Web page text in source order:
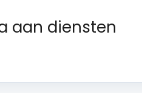
aan diensten